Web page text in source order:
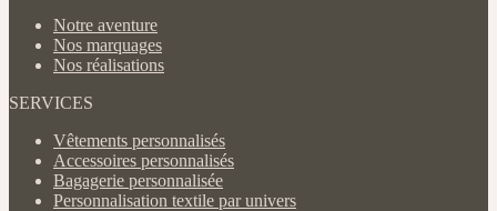
Notre aventure
Nos marquages
Nos réalisations
SERVICES
Vêtements personnalisés
Accessoires personnalisés
Bagagerie personnalisée
Personnalisation textile par univers